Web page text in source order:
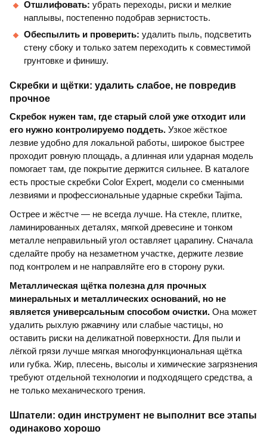
Отшлифовать: убрать переходы, риски и мелкие
наплывы, постепенно подобрав зернистость.
Обеспылить и проверить: удалить пыль, подсветить
стену сбоку и только затем переходить к совместимой
грунтовке и финишу.
Скребки и щётки: удалить слабое, не повредив
прочное
Скребок нужен там, где старый слой уже отходит или
его нужно контролируемо поддеть. Узкое жёсткое
лезвие удобно для локальной работы, широкое быстрее
проходит ровную площадь, а длинная или ударная модель
помогает там, где покрытие держится сильнее. В каталоге
есть простые скребки Color Expert, модели со сменными
лезвиями и профессиональные ударные скребки Tajima.
Острее и жёстче — не всегда лучше. На стекле, плитке,
ламинированных деталях, мягкой древесине и тонком
металле неправильный угол оставляет царапину. Сначала
сделайте пробу на незаметном участке, держите лезвие
под контролем и не направляйте его в сторону руки.
Металлическая щётка полезна для прочных
минеральных и металлических оснований, но не
является универсальным способом очистки. Она может
удалить рыхлую ржавчину или слабые частицы, но
оставить риски на деликатной поверхности. Для пыли и
лёгкой грязи лучше мягкая многофункциональная щётка
или губка. Жир, плесень, высолы и химические загрязнения
требуют отдельной технологии и подходящего средства, а
не только механического трения.
Шпатели: один инструмент не выполнит все этапы
одинаково хорошо